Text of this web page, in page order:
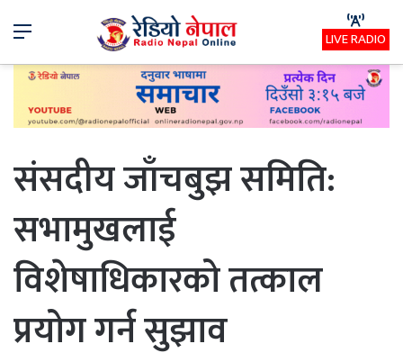
Menu LIVE RADIO
संसदीय जाँचबुझ समिति:
सभामुखलाई
विशेषाधिकारको तत्काल
प्रयोग गर्न सुझाव